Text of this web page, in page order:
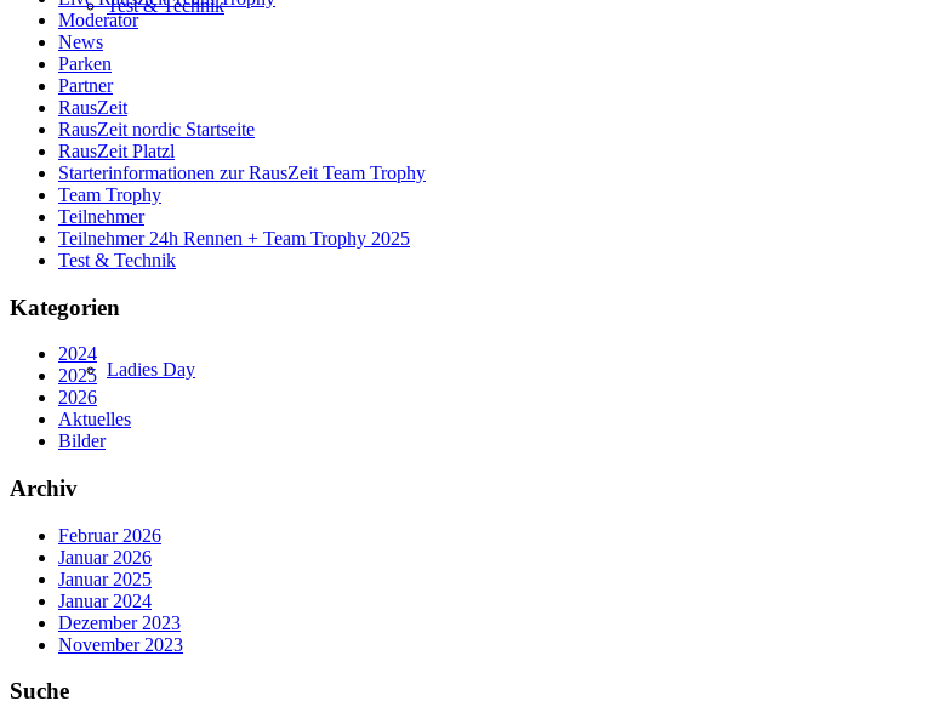
Test & Technik
Ladies Day
Moderator
News
Parken
Partner
RausZeit
RausZeit nordic Startseite
RausZeit Platzl
Starterinformationen zur RausZeit Team Trophy
Team Trophy
Teilnehmer
Teilnehmer 24h Rennen + Team Trophy 2025
Test & Technik
Kategorien
2024
2025
2026
Aktuelles
Bilder
Archiv
Februar 2026
Januar 2026
Januar 2025
Januar 2024
Dezember 2023
November 2023
Suche